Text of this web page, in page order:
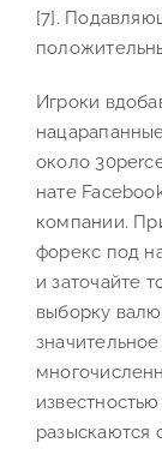
[7].
Игроки
около
нате
компании.
форекс под
и заточайте
выборку
разыскаются